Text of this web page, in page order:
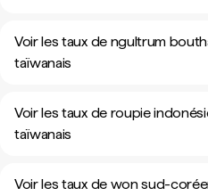
Voir les taux de ngultrum
taïwanais
Voir les taux de roupie
taïwanais
Voir les taux de won sud-